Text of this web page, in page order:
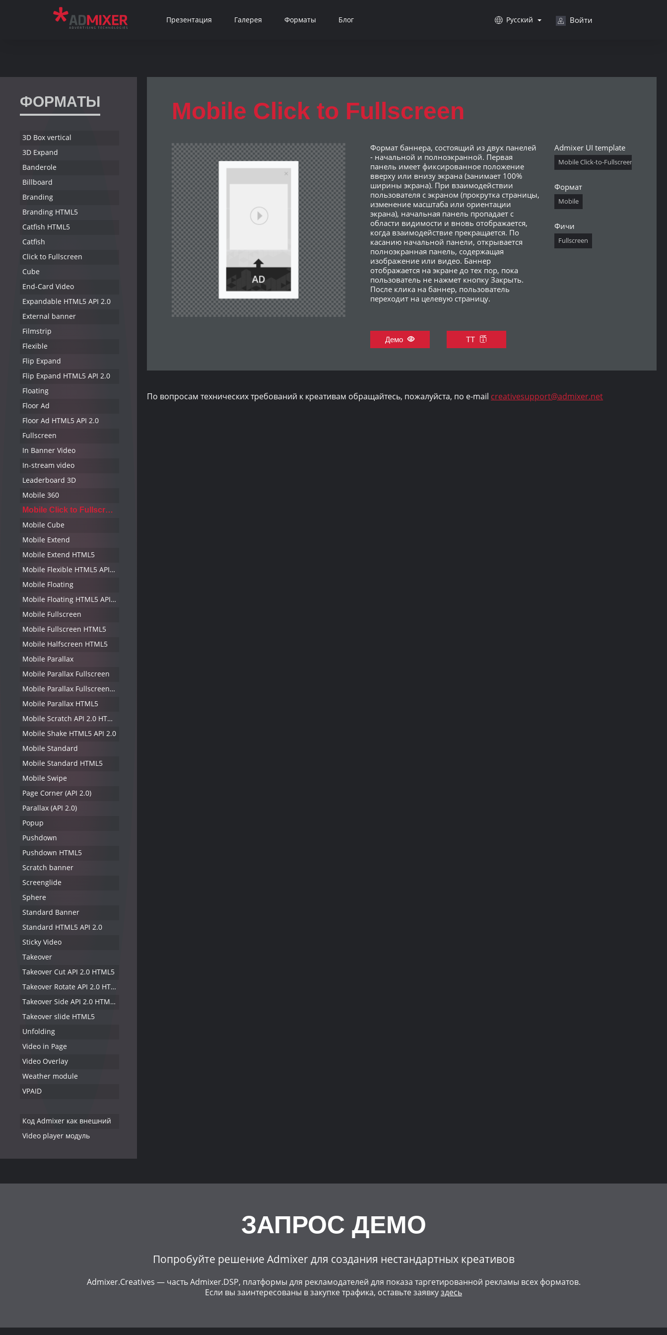
Презентация Галерея Форматы Блог Русский Войти
ФОРМАТЫ
3D Box vertical
3D Expand
Banderole
Billboard
Branding
Branding HTML5
Catfish HTML5
Catfish
Click to Fullscreen
Cube
End-Card Video
Expandable HTML5 API 2.0
External banner
Filmstrip
Flexible
Flip Expand
Flip Expand HTML5 API 2.0
Floating
Floor Ad
Floor Ad HTML5 API 2.0
Fullscreen
In Banner Video
In-stream video
Leaderboard 3D
Mobile 360
Mobile Click to Fullscreen
Mobile Cube
Mobile Extend
Mobile Extend HTML5
Mobile Flexible HTML5 API2.0
Mobile Floating
Mobile Floating HTML5 API 2.0
Mobile Fullscreen
Mobile Fullscreen HTML5
Mobile Halfscreen HTML5
Mobile Parallax
Mobile Parallax Fullscreen
Mobile Parallax Fullscreen HTML5 API 2.0
Mobile Parallax HTML5
Mobile Scratch API 2.0 HTML5
Mobile Shake HTML5 API 2.0
Mobile Standard
Mobile Standard HTML5
Mobile Swipe
Page Corner (API 2.0)
Parallax (API 2.0)
Popup
Pushdown
Pushdown HTML5
Scratch banner
Screenglide
Sphere
Standard Banner
Standard HTML5 API 2.0
Sticky Video
Takeover
Takeover Cut API 2.0 HTML5
Takeover Rotate API 2.0 HTML5
Takeover Side API 2.0 HTML5
Takeover slide HTML5
Unfolding
Video in Page
Video Overlay
Weather module
VPAID
Код Admixer как внешний
Video player модуль
Mobile Click to Fullscreen
Admixer UI template
Mobile Click-to-Fullscreen
Формат
Mobile
Фичи
Fullscreen
Формат баннера, состоящий из двух панелей
- начальной и полноэкранной. Первая
панель имеет фиксированное положение
вверху или внизу экрана (занимает 100%
ширины экрана). При взаимодействии
пользователя с экраном (прокрутка страницы,
изменение масштаба или ориентации
экрана), начальная панель пропадает с
области видимости и вновь отображается,
когда взаимодействие прекращается. По
касанию начальной панели, открывается
полноэкранная панель, содержащая
изображение или видео. Баннер
отображается на экране до тех пор, пока
пользователь не нажмет кнопку Закрыть.
После клика на баннер, пользователь
переходит на целевую страницу.
Демо ТТ
По вопросам технических требований к креативам обращайтесь, пожалуйста, по e-mail creativesupport@admixer.net
ЗАПРОС ДЕМО
Попробуйте решение Admixer для создания нестандартных креативов
Admixer.Creatives — часть Admixer.DSP, платформы для рекламодателей для показа таргетированной рекламы всех форматов.
Если вы заинтересованы в закупке трафика, оставьте заявкуздесь